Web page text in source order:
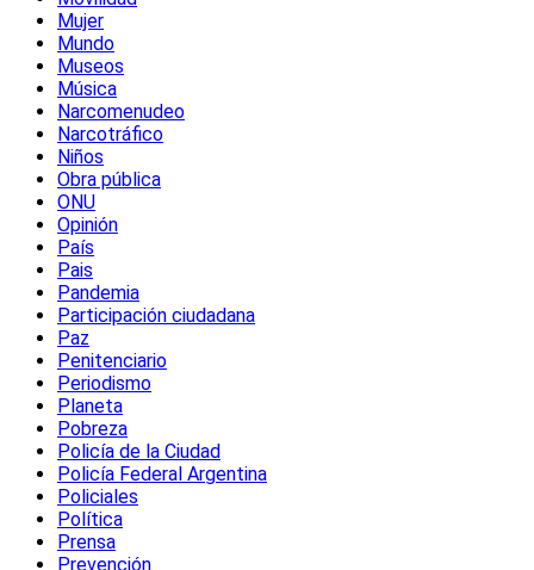
Mujer
Mundo
Museos
Música
Narcomenudeo
Narcotráfico
Niños
Obra pública
ONU
Opinión
País
Pais
Pandemia
Participación ciudadana
Paz
Penitenciario
Periodismo
Planeta
Pobreza
Policía de la Ciudad
Policía Federal Argentina
Policiales
Política
Prensa
Prevención